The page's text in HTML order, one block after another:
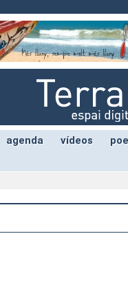
agenda vídeos